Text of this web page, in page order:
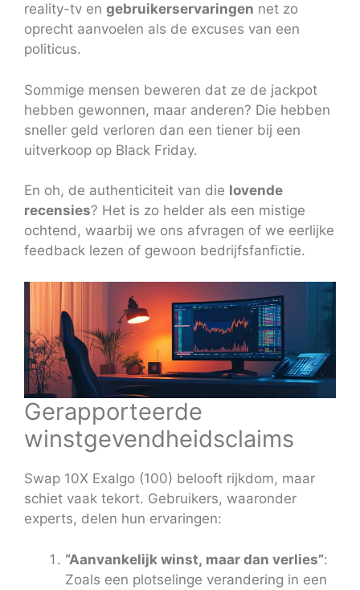
reality-tv en gebruikerservaringen net zo
oprecht aanvoelen als de excuses van een
politicus.
Sommige mensen beweren dat ze de jackpot
hebben gewonnen, maar anderen? Die hebben
sneller geld verloren dan een tiener bij een
uitverkoop op Black Friday.
En oh, de authenticiteit van die lovende
recensies? Het is zo helder als een mistige
ochtend, waarbij we ons afvragen of we eerlijke
feedback lezen of gewoon bedrijfsfanfictie.
Gerapporteerde
winstgevendheidsclaims
Swap 10X Exalgo (100) belooft rijkdom, maar
schiet vaak tekort. Gebruikers, waaronder
experts, delen hun ervaringen:
“Aanvankelijk winst, maar dan verlies”:
Zoals een plotselinge verandering in een